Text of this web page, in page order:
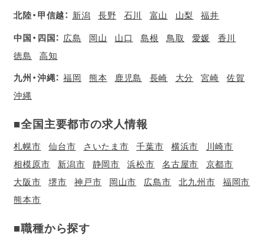
北陸・甲信越： 新潟 長野 石川 富山 山梨 福井
中国・四国： 広島 岡山 山口 島根 鳥取 愛媛
香川
徳島
高知
九州・沖縄： 福岡 熊本 鹿児島 長崎 大分 宮崎
佐賀
沖縄
■全国主要都市の求人情報
札幌市 仙台市 さいたま市 千葉市 横浜市
川崎市
相模原市
新潟市 静岡市 浜松市 名古屋市
京都市
大阪市
堺市 神戸市 岡山市 広島市 北九州市
福岡市
熊本市
■職種から探す